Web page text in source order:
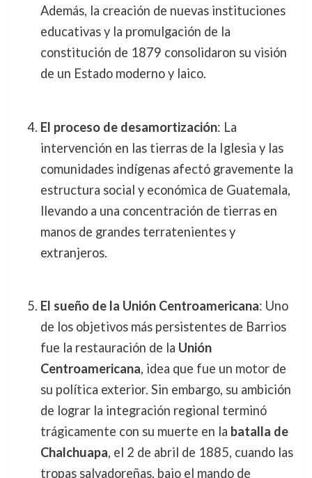
Además, la creación de nuevas instituciones
educativas y la promulgación de la
constitución de 1879 consolidaron su visión
de un Estado moderno y laico.
El proceso de desamortización: La
intervención en las tierras de la Iglesia y las
comunidades indígenas afectó gravemente la
estructura social y económica de Guatemala,
llevando a una concentración de tierras en
manos de grandes terratenientes y
extranjeros.
El sueño de la Unión Centroamericana: Uno
de los objetivos más persistentes de Barrios
fue la restauración de la Unión
Centroamericana, idea que fue un motor de
su política exterior. Sin embargo, su ambición
de lograr la integración regional terminó
trágicamente con su muerte en la batalla de
Chalchuapa, el 2 de abril de 1885, cuando las
tropas salvadoreñas, bajo el mando de